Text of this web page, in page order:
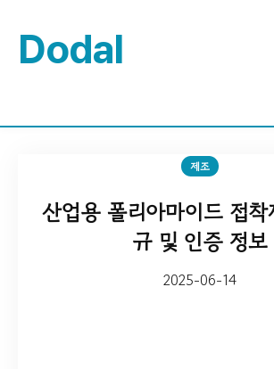
Dodal
제조
산업용 폴리아마이드 접
규 및 인증 정보
2025-06-14